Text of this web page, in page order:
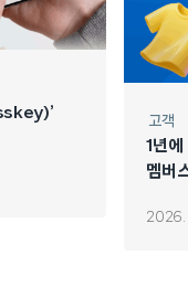
고객
1년에
멤버
2026.